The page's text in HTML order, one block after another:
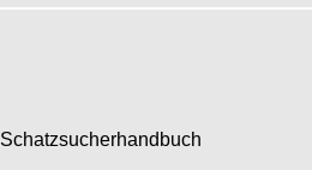
Schatzsucherhandbuch